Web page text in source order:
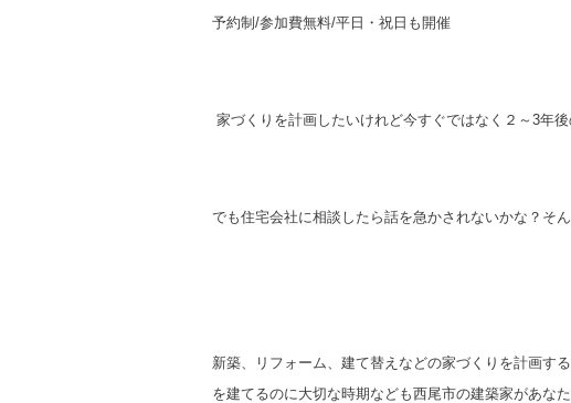
予約制 /参加費無料/平日・祝日も開催
家づくりを計画したいけれど今すぐではなく２～ 3年
でも住宅会社に相談したら話を急かされないかな？ そ
新築、リフォーム、建て替えなどの家づくりを計画する
を建てるのに大切な時期なども西尾市の建築家があな